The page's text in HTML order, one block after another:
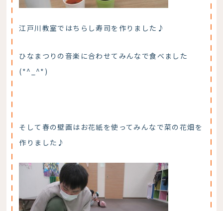
江戸川教室ではちらし寿司を作りました♪
ひなまつりの音楽に合わせてみんなで食べました
(*^_^*)
そして春の壁画はお花紙を使ってみんなで菜の花畑を
作りました♪